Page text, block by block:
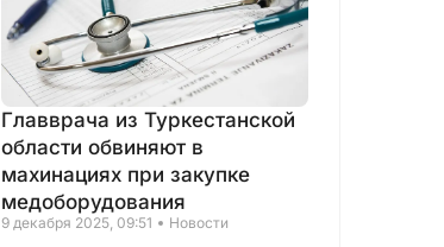
Главврача из Туркестанской
области обвиняют в
махинациях при закупке
медоборудования
9 декабря 2025, 09:51 Новости